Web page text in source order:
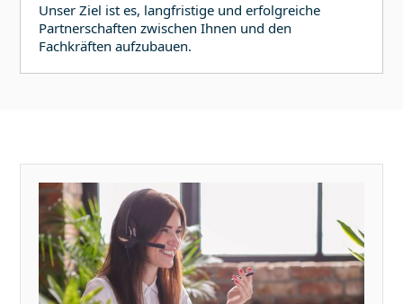
Unser Ziel ist es, langfristige und erfolgreiche
Partnerschaften zwischen Ihnen und den
Fachkräften aufzubauen.